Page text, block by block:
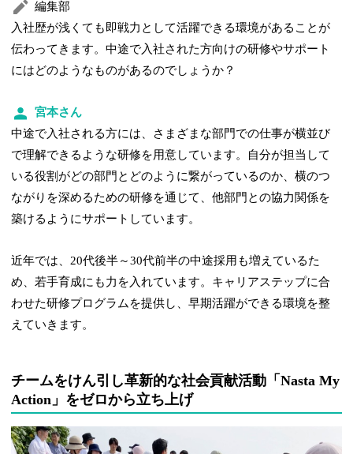
編集部
入社歴が浅くても即戦力として活躍できる環境があることが
伝わってきます。中途で入社された方向けの研修やサポート
にはどのようなものがあるのでしょうか？
宮本さん
中途で入社される方には、さまざまな部門での仕事が横並び
で理解できるような研修を用意しています。自分が担当して
いる役割がどの部門とどのように繋がっているのか、横のつ
ながりを深めるための研修を通じて、他部門との協力関係を
築けるようにサポートしています。
近年では、20代後半～30代前半の中途採用も増えているた
め、若手育成にも力を入れています。キャリアステップに合
わせた研修プログラムを提供し、早期活躍ができる環境を整
えていきます。
チームをけん引し革新的な社会貢献活動「Nasta My
Action」をゼロから立ち上げ